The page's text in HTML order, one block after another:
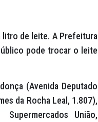
litro de leite. A Prefeitura
pode trocar o leite
(Avenida Deputado
da Rocha Leal, 1.807),
Supermercados União,